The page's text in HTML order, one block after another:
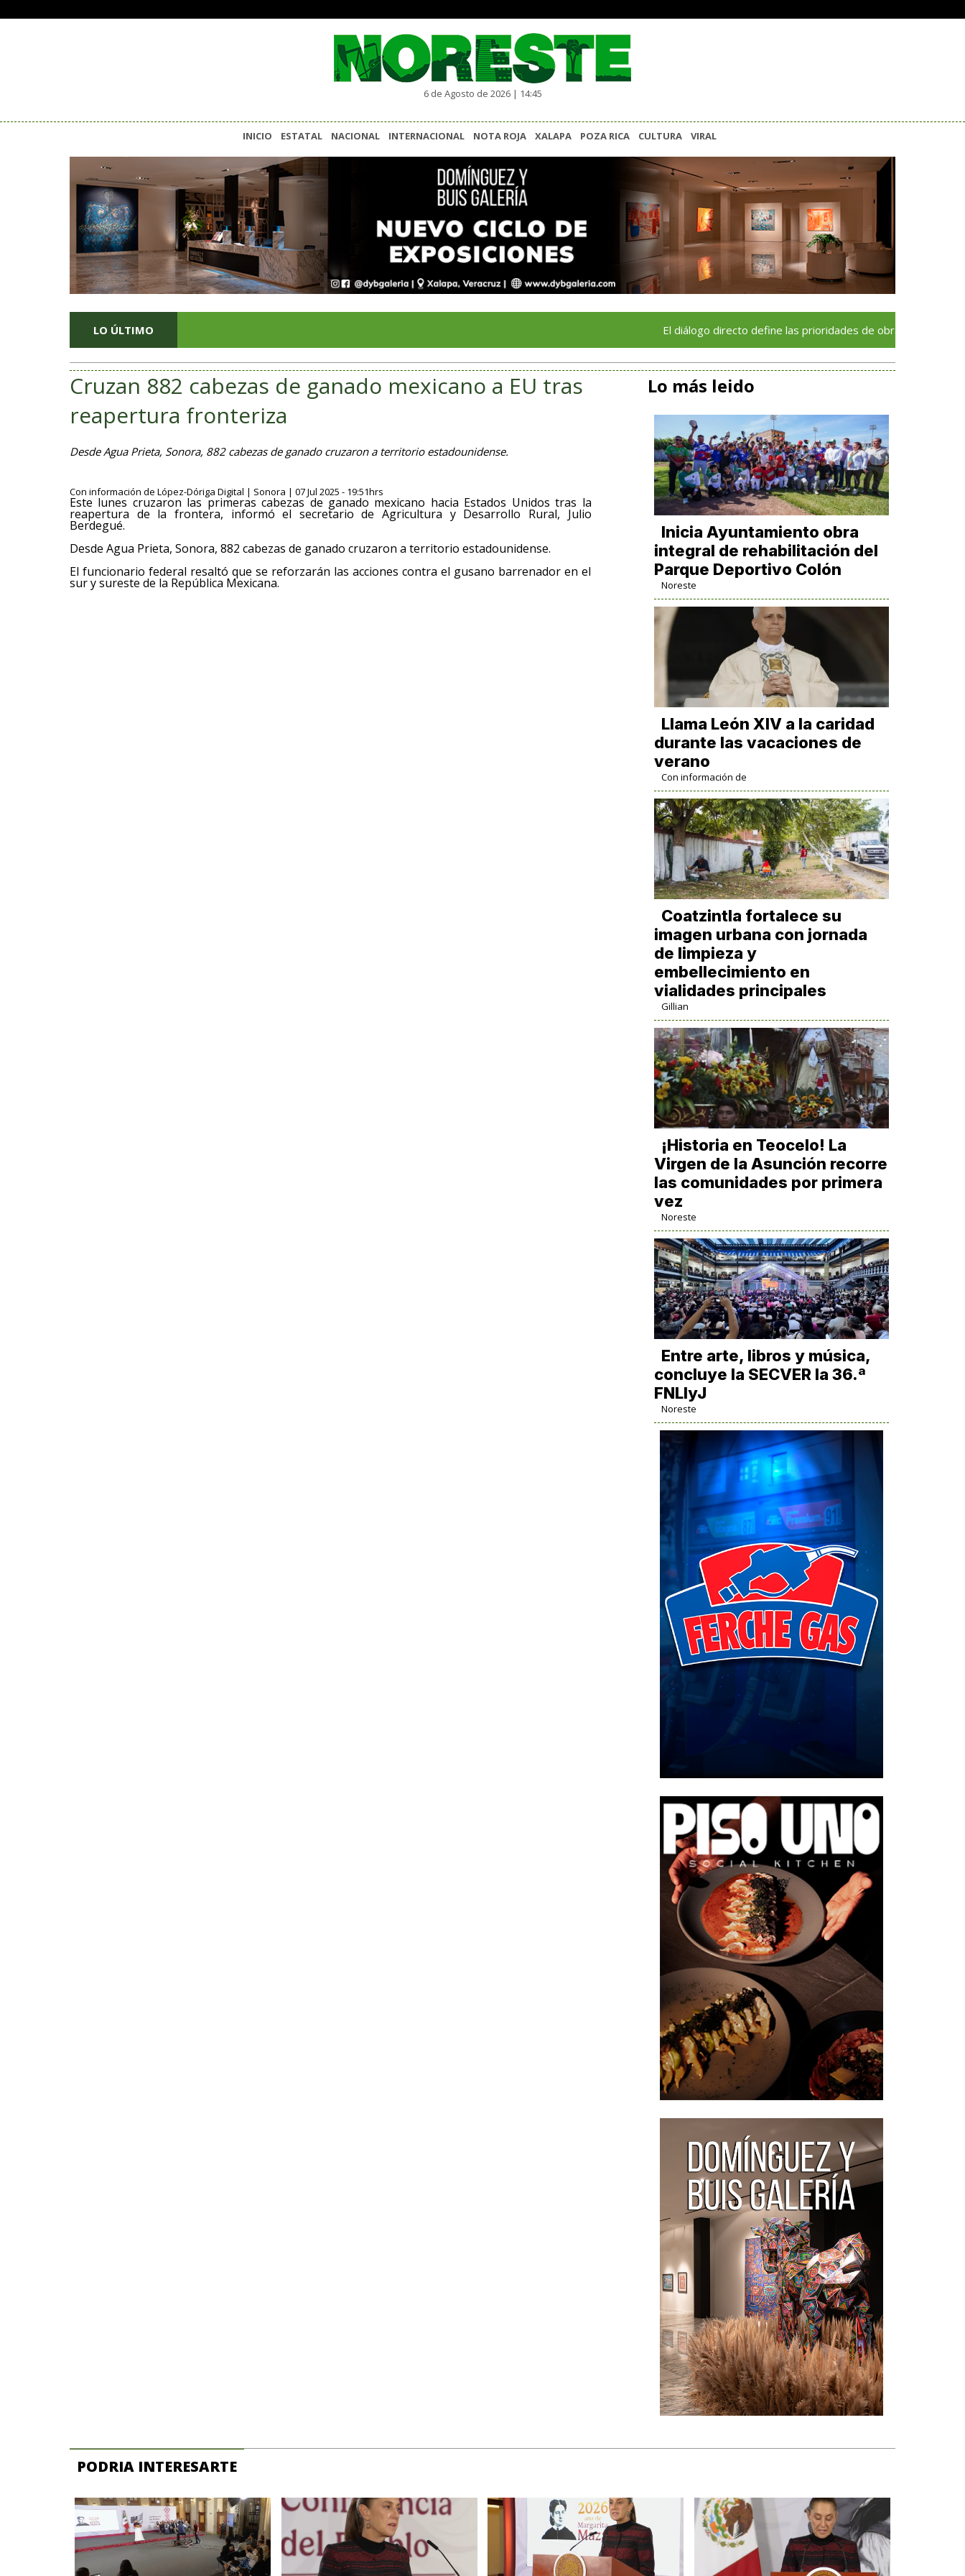
6 de Agosto de 2026 | 14:45
INICIO ESTATAL NACIONAL INTERNACIONAL NOTA ROJA XALAPA POZA RICA CULTURA VIRAL
LO ÚLTIMO El diálogo directo define las prioridades de obras y servicios en
Cruzan 882 cabezas de ganado mexicano a EU tras
reapertura fronteriza
Desde Agua Prieta, Sonora, 882 cabezas de ganado cruzaron a territorio estadounidense.
Con información de López-Dóriga Digital | Sonora | 07 Jul 2025 - 19:51hrs
Este lunes cruzaron las primeras cabezas de ganado mexicano hacia Estados Unidos tras la
reapertura de la frontera, informó el secretario de Agricultura y Desarrollo Rural, Julio
Berdegué.
Desde Agua Prieta, Sonora, 882 cabezas de ganado cruzaron a territorio estadounidense.
El funcionario federal resaltó que se reforzarán las acciones contra el gusano barrenador en el
sur y sureste de la República Mexicana.
Lo más leido
Inicia Ayuntamiento obra
integral de rehabilitación del
Parque Deportivo Colón
Noreste
Llama León XIV a la caridad
durante las vacaciones de
verano
Con información de
Coatzintla fortalece su
imagen urbana con jornada
de limpieza y
embellecimiento en
vialidades principales
Gillian
​¡Historia en Teocelo! La
Virgen de la Asunción recorre
las comunidades por primera
vez
Noreste
Entre arte, libros y música,
concluye la SECVER la 36.ª
FNLIyJ
Noreste
PODRIA INTERESARTE